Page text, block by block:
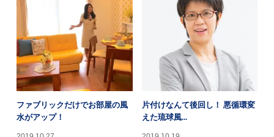
ファブリックだけでお部屋の風
水がアップ！
片付けなんて後回し！ 悪循環変
えた琉球風...